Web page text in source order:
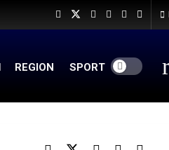
REGION SPORT